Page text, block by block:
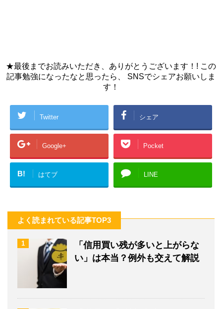
★最後までお読みいただき、ありがとうございます！! この
記事勉強になったなと思ったら、 SNSでシェアお願いしま
す！
Twitter シェア
Google+ Pocket
B! はてブ LINE
よく読まれている記事TOP3
1
「信用買い残が多いと上がらな
い」は本当？例外も交えて解説